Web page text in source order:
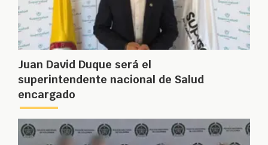
Juan David Duque será el
superintendente nacional de Salud
encargado